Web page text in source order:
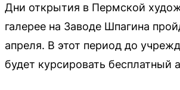
Дни открытия в Пермской
галерее на Заводе Шпагина
апреля. В этот период до
будет курсировать бесплатный